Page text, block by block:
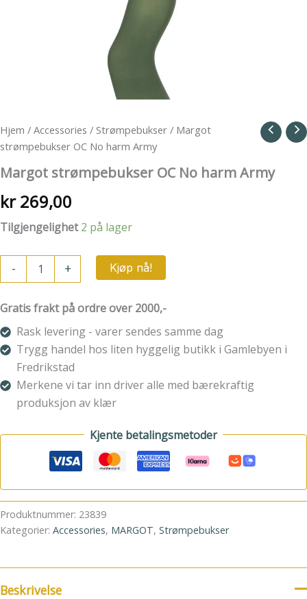
Hjem / Accessories / Strømpebukser / Margot
strømpebukser OC No harm Army
Margot strømpebukser OC No harm Army
kr269,00
Tilgjengelighet 2 på lager
-
strømpebukser
No
harm
Army
antall
+ Kjøp nå!
Gratis frakt på ordre over 2000,-
Rask levering - varer sendes samme dag
Trygg handel hos liten hyggelig butikk i Gamlebyen i
Fredrikstad
Merkene vi tar inn driver alle med bærekraftig
produksjon av klær
Kjente betalingsmetoder
Produktnummer: 23839
Kategorier: Accessories, MARGOT, Strømpebukser
Beskrivelse